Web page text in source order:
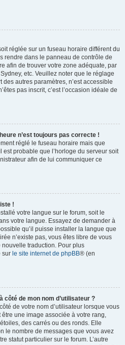
réglée sur un fuseau horaire différent du
rendre dans le panneau de contrôle de
afin de trouver votre zone adéquate, par
etc. Veuillez noter que le réglage
autres paramètres, n’est accessible
pas inscrit, c’est l’occasion idéale de
n’est toujours pas correcte !
réglé le fuseau horaire mais que
est probable que l’horloge du serveur soit
afin de lui communiquer ce
!
votre langue sur le forum, soit le
votre langue. Essayez de demander à
qu’il puisse installer la langue que
n’existe pas, vous êtes libre de vous
traduction. Pour plus
sur le site internet de phpBB® (en
côté de mon nom d’utilisateur ?
de votre nom d’utilisateur lorsque vous
une image associée à votre rang,
des carrés ou des ronds. Elle
le nombre de messages que vous avez
statut particulier sur le forum. L’autre